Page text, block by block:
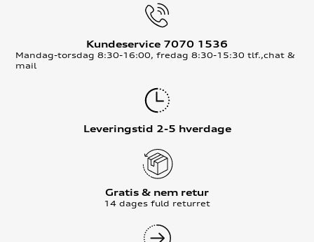
Kundeservice 7070 1536
Mandag-torsdag 8:30-16:00, fredag 8:30-15:30 tlf.,chat &
mail
Leveringstid 2-5 hverdage
Gratis & nem retur
14 dages fuld returret